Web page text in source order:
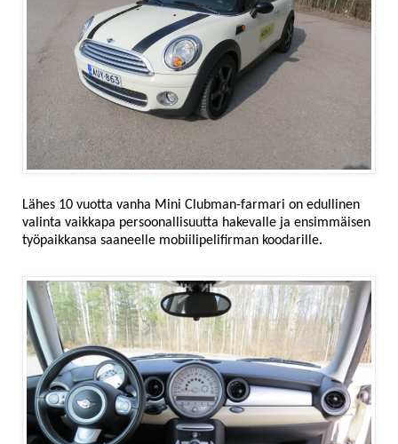
Lähes 10 vuotta vanha Mini Clubman-farmari on edullinen
valinta vaikkapa persoonallisuutta hakevalle ja ensimmäisen
työpaikkansa saaneelle mobiilipelifirman koodarille.